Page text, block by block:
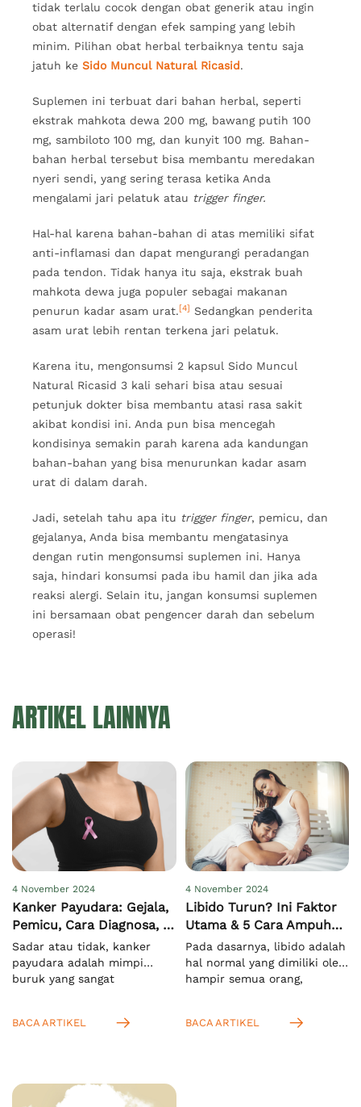
tidak terlalu cocok dengan obat generik atau ingin
obat alternatif dengan efek samping yang lebih
minim. Pilihan obat herbal terbaiknya tentu saja
jatuh ke Sido Muncul Natural Ricasid.
Suplemen ini terbuat dari bahan herbal, seperti
ekstrak mahkota dewa 200 mg, bawang putih 100
mg, sambiloto 100 mg, dan kunyit 100 mg. Bahan-
bahan herbal tersebut bisa membantu meredakan
nyeri sendi, yang sering terasa ketika Anda
mengalami jari pelatuk atau trigger finger.
Hal-hal karena bahan-bahan di atas memiliki sifat
anti-inflamasi dan dapat mengurangi peradangan
pada tendon. Tidak hanya itu saja, ekstrak buah
mahkota dewa juga populer sebagai makanan
penurun kadar asam urat.[4] Sedangkan penderita
asam urat lebih rentan terkena jari pelatuk.
Karena itu, mengonsumsi 2 kapsul Sido Muncul
Natural Ricasid 3 kali sehari bisa atau sesuai
petunjuk dokter bisa membantu atasi rasa sakit
akibat kondisi ini. Anda pun bisa mencegah
kondisinya semakin parah karena ada kandungan
bahan-bahan yang bisa menurunkan kadar asam
urat di dalam darah.
Jadi, setelah tahu apa itu trigger finger, pemicu, dan
gejalanya, Anda bisa membantu mengatasinya
dengan rutin mengonsumsi suplemen ini. Hanya
saja, hindari konsumsi pada ibu hamil dan jika ada
reaksi alergi. Selain itu, jangan konsumsi suplemen
ini bersamaan obat pengencer darah dan sebelum
operasi!
ARTIKEL LAINNYA
4 November 2024
Kanker Payudara: Gejala,
Pemicu, Cara Diagnosa, &
Pengobatan
Sadar atau tidak, kanker
payudara adalah mimpi
buruk yang sangat
pada wanita. Hal ini
tahun 2022 ada sekitar 2,3
BACA ARTIKEL
4 November 2024
Libido Turun? Ini Faktor
Utama & 5 Cara Ampuh
Meningkatkannya
Pada dasarnya, libido adalah
hal normal yang dimiliki oleh
hampir semua orang,
Menurut KBBI, istilah ini
BACA ARTIKEL